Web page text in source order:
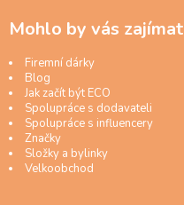
Mohlo by vás zajímat
Firemní dárky
Blog
Jak začít být ECO
Spolupráce s dodavateli
Spolupráce s influencery
Značky
Složky a bylinky
Velkoobchod